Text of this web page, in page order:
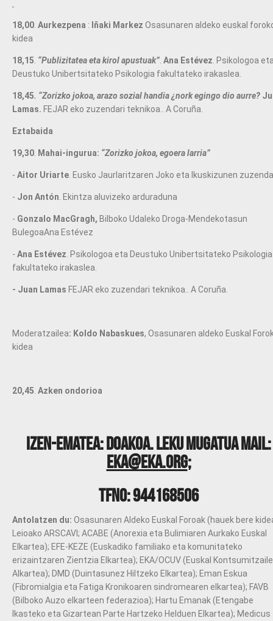
18,00 Aurkezpena : Iñaki Markez Osasunaren aldeko euskal
kidea
18,15 “Publizitatea eta kirol apustuak” Ana Estévez . Psikologoa
Deustuko Unibertsitateko Psikologia fakultateko irakaslea.
18,45. “Zorizko jokoa, arazo sozial handia ¿nork egingo dio aurre?
Lamas. FEJAR eko zuzendari teknikoa.. A Coruña.
Eztabaida
19,30 Mahai-ingurua: “Zorizko jokoa, egoera larria”
- Aitor Uriarte . Eusko Jaurlaritzaren Joko eta Ikuskizunen
- Jon Antón . Ekintza aluvizeko arduraduna
- Gonzalo MacGragh, Bilboko Udaleko Droga-Mendekotasun
BulegoaAna Estévez
- Ana Estévez . Psikologoa eta Deustuko Unibertsitateko Psikologia
fakultateko irakaslea.
- Juan Lamas FEJAR eko zuzendari teknikoa.. A Coruña.
Moderatzailea: Koldo Nabaskues, Osasunaren aldeko Euskal
kidea
20,45 Azken ondorioa
Izen-ematea: doakoa. Leku mugatua Mail:
eka@eka.org;
Tfno: 944168506
Antolatzen du: Osasunaren Aldeko Euskal Foroak (hauek bere
Leioako ARSCAVI; ACABE (Anorexia eta Bulimiaren Aurkako Euskal
Elkartea); EFE-KEZE (Euskadiko familiako eta komunitateko
erizaintzaren Zientzia Elkartea); EKA/OCUV (Euskal
Alkartea); DMD (Duintasunez Hiltzeko Elkartea); Eman Eskua
(Fibromialgia eta Fatiga Kronikoaren sindromearen elkartea); FAVB
(Bilboko Auzo elkarteen federazioa); Hartu Emanak (Etengabe
Ikasteko eta Gizartean Parte Hartzeko Helduen Elkartea); Medicus